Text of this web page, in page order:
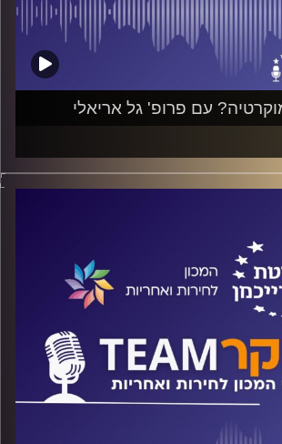
עם פרופ' גל אריאלי
ואחריות באוניברסיטת רייכמן
אלה ועוד ישוחח ד"ר חיים וייצמן עם פרופ'
לחירות ואחריות